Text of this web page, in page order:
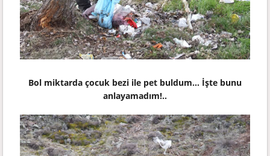
Bol miktarda çocuk bezi ile pet buldum... İşte bunu
anlayamadım!..